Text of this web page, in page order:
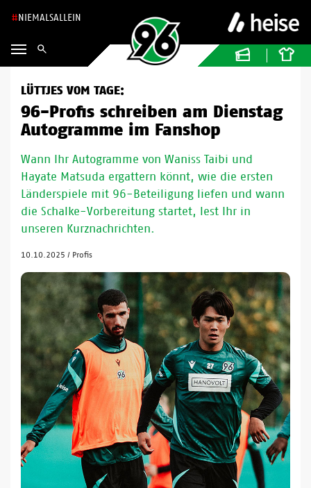
NIEMALSALLEIN
LÜTTJES VOM TAGE:
96-Profis schreiben am Dienstag
Autogramme im Fanshop
Wann Ihr Autogramme von Waniss Taibi und
Hayate Matsuda ergattern könnt, wie die ersten
Länderspiele mit 96-Beteiligung liefen und wann
die Schalke-Vorbereitung startet, lest Ihr in
unseren Kurznachrichten.
10.10.2025 / Profis